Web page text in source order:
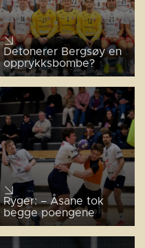
Detonerer Bergsøy en
opprykksbombe?
Ryger: – Åsane tok
begge poengene